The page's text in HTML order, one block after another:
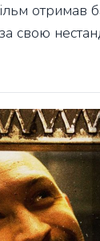
отримав
свою